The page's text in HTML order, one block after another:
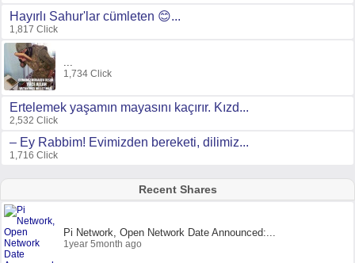
Hayırlı Sahur'lar cümleten 😊...
1,817 Click
...
1,734 Click
Ertelemek yaşamın mayasını kaçırır. Kızd...
2,532 Click
– Ey Rabbim! Evimizden bereketi, dilimiz...
1,716 Click
Recent Shares
Pi Network, Open Network Date Announced:...
1year 5month ago